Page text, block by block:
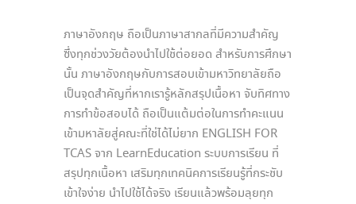
ภาษาอังกฤษ ถือเป็นภาษาสากลที่มีความสำคัญ
ซึ่งทุกช่วงวัยต้องนำไปใช้ต่อยอด สำหรับการศึกษา
นั้น ภาษาอังกฤษกับการสอบเข้ามหาวิทยาลัยถือ
เป็นจุดสำคัญที่หากเรารู้หลักสรุปเนื้อหา จับทิศทาง
การทำข้อสอบได้ ถือเป็นแต้มต่อในการทำคะแนน
เข้ามหาลัยสู่คณะที่ใช่ได้ไม่ยาก ENGLISH FOR
TCAS จาก LearnEducation ระบบการเรียน ที่
สรุปทุกเนื้อหา เสริมทุกเทคนิคการเรียนรู้ที่กระชับ
เข้าใจง่าย นำไปใช้ได้จริง เรียนแล้วพร้อมลุยทุก